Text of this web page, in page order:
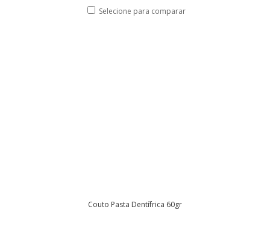
Selecione para comparar
Couto Pasta Dentífrica 60gr